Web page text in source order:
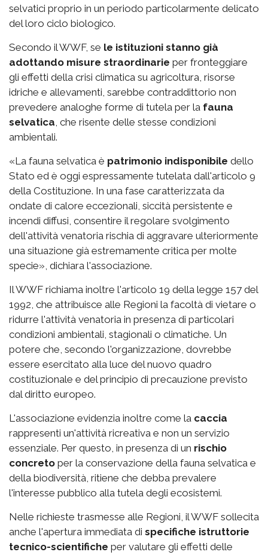
selvatici proprio in un periodo particolarmente delicato
del loro ciclo biologico.
Secondo il WWF, se le istituzioni stanno già
adottando misure straordinarie per fronteggiare
gli effetti della crisi climatica su agricoltura, risorse
idriche e allevamenti, sarebbe contraddittorio non
prevedere analoghe forme di tutela per la fauna
selvatica, che risente delle stesse condizioni
ambientali.
«La fauna selvatica è patrimonio indisponibile dello
Stato ed è oggi espressamente tutelata dall'articolo 9
della Costituzione. In una fase caratterizzata da
ondate di calore eccezionali, siccità persistente e
incendi diffusi, consentire il regolare svolgimento
dell'attività venatoria rischia di aggravare ulteriormente
una situazione già estremamente critica per molte
specie», dichiara l'associazione.
Il WWF richiama inoltre l'articolo 19 della legge 157 del
1992, che attribuisce alle Regioni la facoltà di vietare o
ridurre l'attività venatoria in presenza di particolari
condizioni ambientali, stagionali o climatiche. Un
potere che, secondo l'organizzazione, dovrebbe
essere esercitato alla luce del nuovo quadro
costituzionale e del principio di precauzione previsto
dal diritto europeo.
L'associazione evidenzia inoltre come la caccia
rappresenti un'attività ricreativa e non un servizio
essenziale. Per questo, in presenza di un rischio
concreto per la conservazione della fauna selvatica e
della biodiversità, ritiene che debba prevalere
l'interesse pubblico alla tutela degli ecosistemi.
Nelle richieste trasmesse alle Regioni, il WWF sollecita
anche l'apertura immediata di specifiche istruttorie
tecnico-scientifiche per valutare gli effetti delle